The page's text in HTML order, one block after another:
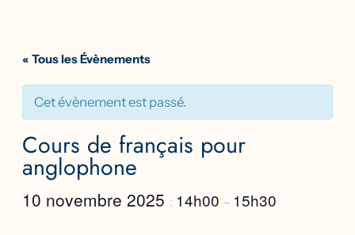
« Tous les Évènements
Cet évènement est passé.
Cours de français pour
anglophone
10 novembre 2025 : 14h00 – 15h30